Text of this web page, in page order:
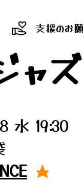
支援のお
ャズ
水 19:30
★